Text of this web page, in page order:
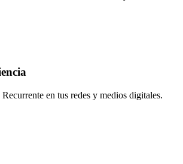
en tus redes y medios digitales.